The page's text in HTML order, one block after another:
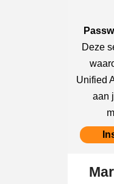
Deze
Unified
aan